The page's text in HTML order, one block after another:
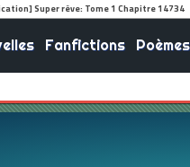
Fanfictions Poèmes